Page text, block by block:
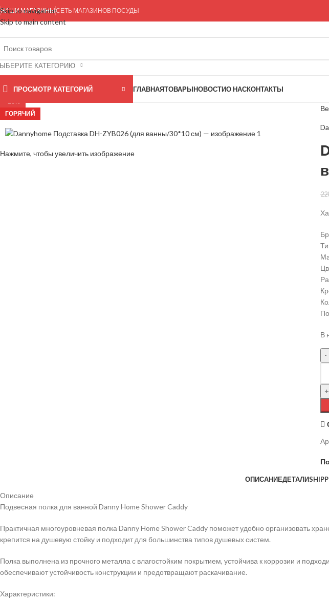
Skip to navigation
Skip to main content
НАШИ МАГАЗИНЫСЕТЬ МАГАЗИНОВ ПОСУДЫ
КАТЕГОРИЮ
ПРОСМОТР КАТЕГОРИЙ ГЛАВНАЯТОВАРЫНОВОСТИО НАСКОНТАКТЫ
-23%
ГОРЯЧИЙ
Нажмите, чтобы увеличить изображение
В
ОПИСАНИЕДЕТАЛИ
Описание
Подвесная полка для ванной Danny Home Shower Caddy
Практичная многоуровневая полка Danny Home Shower Caddy поможет удобно организовать
крепится на душевую стойку и подходит для большинства типов душевых систем.
Полка выполнена из прочного металла с влагостойким покрытием, устойчива к коррозии и
обеспечивают устойчивость конструкции и предотвращают раскачивание.
Характеристики: